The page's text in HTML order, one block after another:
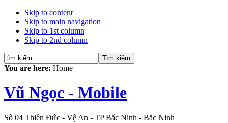
Skip to content
Skip to main navigation
Skip to 1st column
Skip to 2nd column
You are here: Home
Vũ Ngọc - Mobile
Số 04 Thiên Đức - Vệ An - TP Bắc Ninh - Bắc Ninh